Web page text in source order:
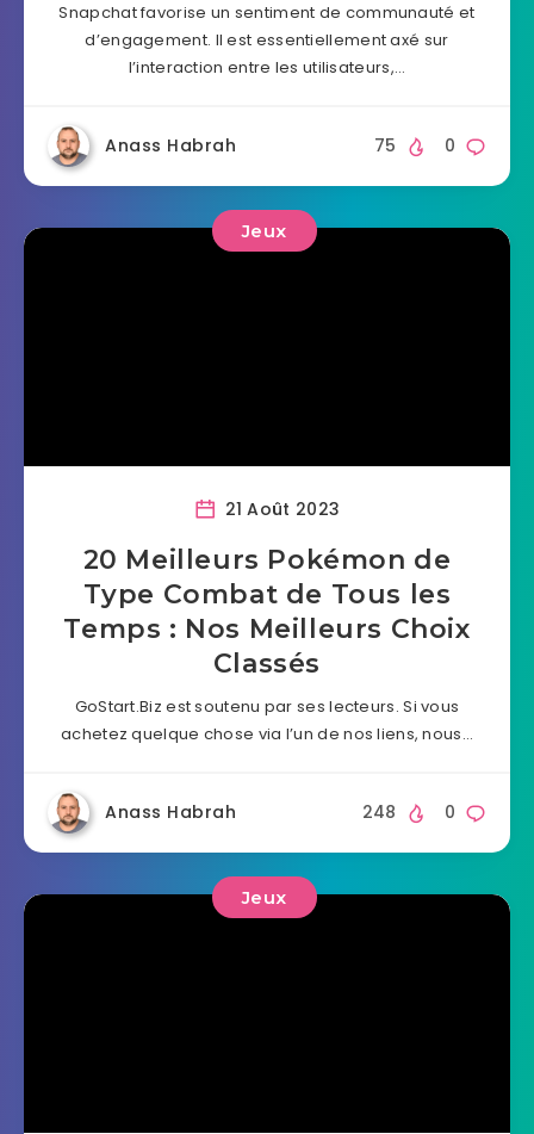
Snapchat favorise un sentiment de communauté et
d’engagement. Il est essentiellement axé sur
l’interaction entre les utilisateurs,…
Anass Habrah 0
75
Jeux
21 Août 2023
20 Meilleurs Pokémon de
Type Combat de Tous les
Temps : Nos Meilleurs Choix
Classés
GoStart.Biz est soutenu par ses lecteurs. Si vous
achetez quelque chose via l’un de nos liens, nous…
Anass Habrah 0
248
Jeux